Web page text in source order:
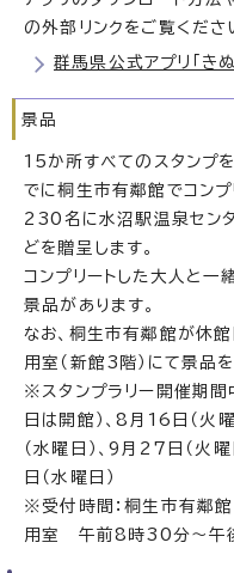
の外部リンクをご覧くださ
群馬県公式アプリ「き
景品
15か所すべてのスタンプ
でに桐生市有鄰館でコンプ
230名に水沼駅温泉セン
どを贈呈します。
コンプリートした大人と
景品があります。
なお、桐生市有鄰館が休
用室（新館3階）にて景品
※スタンプラリー開催期間
日は開館）、8月16日（火
（水曜日）、9月27日（火
日（水曜日）
※受付時間：桐生市有鄰
用室 午前8時30分～午